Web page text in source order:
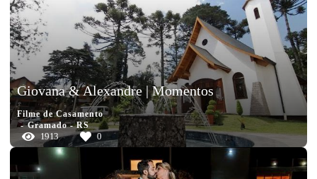
Giovana & Alexandre | Momentos
Filme de Casamento
Gramado - RS
1913 0